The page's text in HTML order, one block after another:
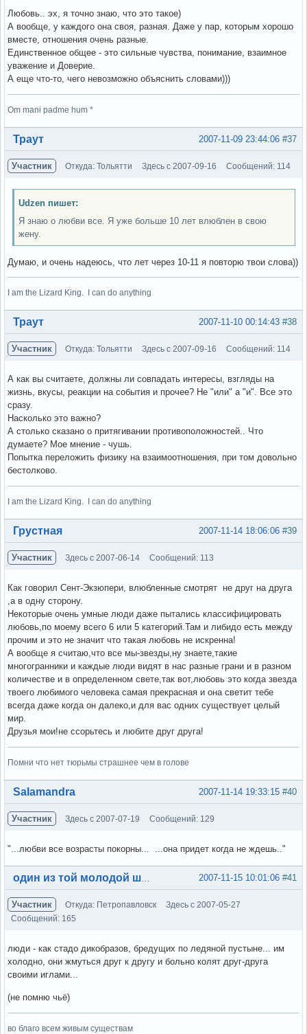
Любовь.. эх, я точно знаю, что это такое)
А вообще, у каждого она своя, разная. Даже у пар, которым хорошо
вместе, отношения очень разные.
Единственное общее - это сильные чувства, понимание, взаимное
уважение и Доверие.
А еще что-то, чего невозможно объяснить словами)))
Om mani padme hum *
Вне форума #37
2007-11-09 23:44:06
Траут
Участник Откуда: Тольятти Здесь с 2007-09-16 Сообщений: 114
Udzen пишет:
Я знаю о любви все. Я уже больше 10 лет влюблен в свою
жену.
Думаю, и очень надеюсь, что лет через 10-11 я повторю твои слова))
I am the Lizard King. I can do anything
Вне форума #38
2007-11-10 00:14:43
Траут
Участник Откуда: Тольятти Здесь с 2007-09-16 Сообщений: 114
А как вы считаете, должны ли совпадать интересы, взгляды на
жизнь, вкусы, реакции на события и прочее? Не "или" а "и". Все это
сразу.
Насколько это важно?
А столько сказано о притягивании противоположностей.. Что
думаете? Мое мнение - чушь.
Попытка переложить физику на взаимоотношения, при том довольно
бестолково.
I am the Lizard King. I can do anything
Вне форума #39
2007-11-14 18:06:06
Грустная
Участник Здесь с 2007-06-14 Сообщений: 113
Как говорил Сент-Экзюпери, влюбленные смотрят не друг на друга
,а в одну сторону.
Некоторые очень умные люди даже пытались классифицировать
любовь,по моему всего 6 или 5 категорий.Там и либидо есть между
прочим и это не значит что такая любовь не искренна!
А вообще я считаю,что все мы-звезды,ну знаете,такие
многогранники и каждые люди видят в нас разные грани и в разном
количестве и в определенном свете,так вот,любовь это когда звезда
твоего любимого человека самая прекрасная и она светит тебе
всегда даже когда он далеко,и для вас одних существует целый
мир.
Друзья мои!не ссорьтесь и любите друг друга!
Помни что нет тюрьмы страшнее чем в голове
Вне форума #40
2007-11-14 19:33:15
Salamandra
Участник Здесь с 2007-07-19 Сообщений: 129
"...любви все возрасты покорны... ...она придет когда не ждешь.."
Вне форума #41
2007-11-15 10:01:06
один из той молодой шпаны
Участник Откуда: Петропавловск
Здесь с 2007-05-27
Сообщений: 165
люди - как стадо дикобразов, бредущих по ледяной пустыне... им
холодно, они жмуться друг к другу и больно колят друг-друга
своими иглами...
(не помню чьё)
во благо всем живым существам